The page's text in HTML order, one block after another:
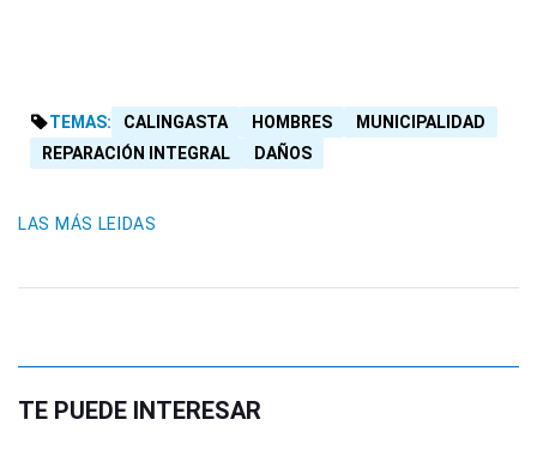
TEMAS: CALINGASTA HOMBRES
MUNICIPALIDAD
REPARACIÓN INTEGRAL
DAÑOS
LAS MÁS LEIDAS
TE PUEDE INTERESAR